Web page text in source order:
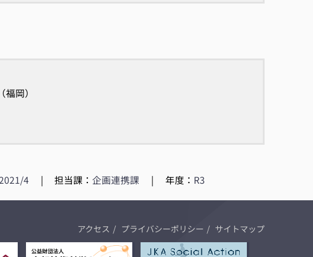
岡）
4 | 担当課：企画連携課 | 年度： R3
アクセス プライバシーポリシー サイトマップ